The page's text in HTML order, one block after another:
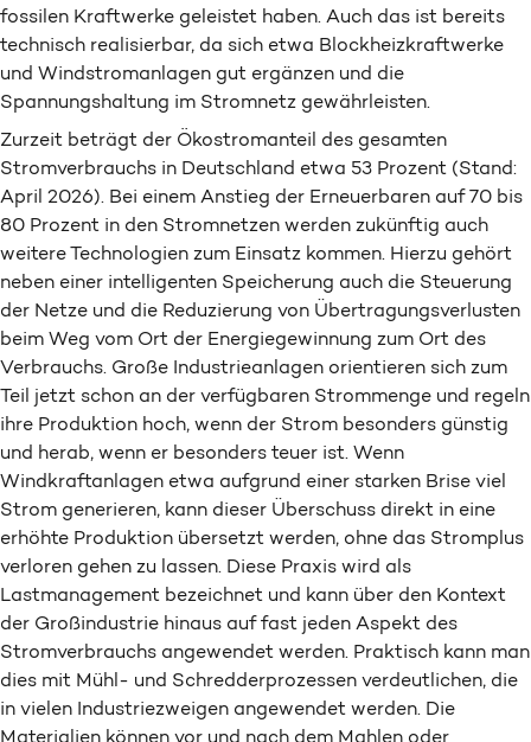
fossilen Kraftwerke geleistet haben. Auch das ist bereits
technisch realisierbar, da sich etwa Blockheizkraftwerke
und Windstromanlagen gut ergänzen und die
Spannungshaltung im Stromnetz gewährleisten.
Zurzeit beträgt der Ökostromanteil des gesamten
Stromverbrauchs in Deutschland etwa 53 Prozent (Stand:
April 2026). Bei einem Anstieg der Erneuerbaren auf 70 bis
80 Prozent in den Stromnetzen werden zukünftig auch
weitere Technologien zum Einsatz kommen. Hierzu gehört
neben einer intelligenten Speicherung auch die Steuerung
der Netze und die Reduzierung von Übertragungsverlusten
beim Weg vom Ort der Energiegewinnung zum Ort des
Verbrauchs. Große Industrieanlagen orientieren sich zum
Teil jetzt schon an der verfügbaren Strommenge und regeln
ihre Produktion hoch, wenn der Strom besonders günstig
und herab, wenn er besonders teuer ist. Wenn
Windkraftanlagen etwa aufgrund einer starken Brise viel
Strom generieren, kann dieser Überschuss direkt in eine
erhöhte Produktion übersetzt werden, ohne das Stromplus
verloren gehen zu lassen. Diese Praxis wird als
Lastmanagement bezeichnet und kann über den Kontext
der Großindustrie hinaus auf fast jeden Aspekt des
Stromverbrauchs angewendet werden. Praktisch kann man
dies mit Mühl- und Schredderprozessen verdeutlichen, die
in vielen Industriezweigen angewendet werden. Die
Materialien können vor und nach dem Mahlen oder